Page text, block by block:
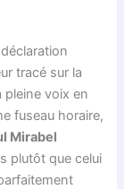
tracé sur la
pleine voix en
fuseau horaire,
Mirabel
plutôt que celui